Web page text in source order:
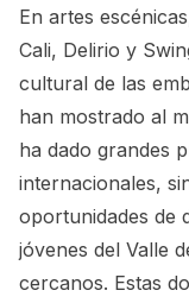
En artes
Cali, Delirio y
cultural de las
han mostrado al
ha dado grandes
internacionales,
oportunidades de
jóvenes del Valle
cercanos. Estas